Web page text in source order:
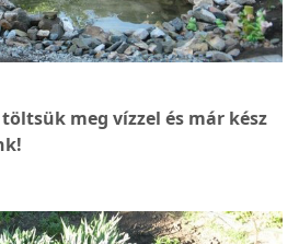
meg vízzel és már kész